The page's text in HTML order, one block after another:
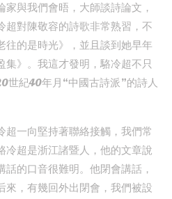
與我們會晤，大師談詩論文，
超對陳敬容的詩歌非常熟習，不
往的是時光》，並且談到她早年
集》。我這才發明，駱冷超不只
世紀40年月“中國古詩派”的詩人
超一向堅持著聯絡接觸，我們常
冷超是浙江諸暨人，他的文章說
的口音很難明。他閉會講話，
來，有幾回外出閉會，我們被設